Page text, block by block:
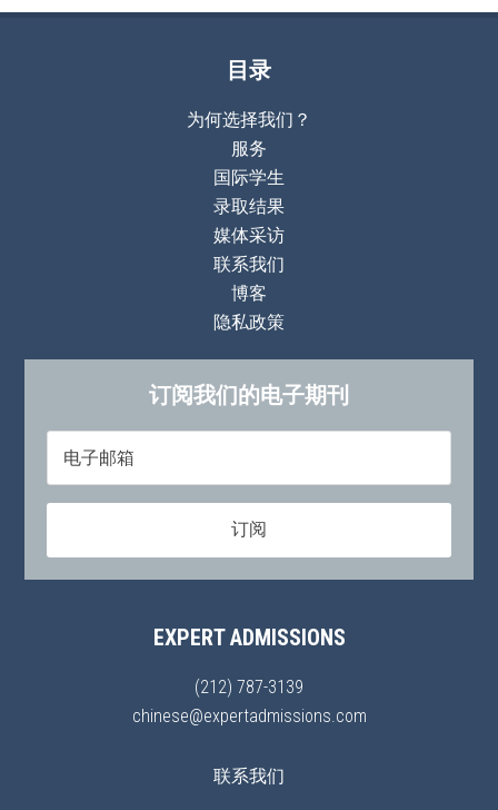
目录
为何选择我们？
服务
国际学生
录取结果
媒体采访
联系我们
博客
隐私政策
订阅我们的电子期刊
EXPERT ADMISSIONS
(212) 787-3139
chinese@expertadmissions.com
联系我们